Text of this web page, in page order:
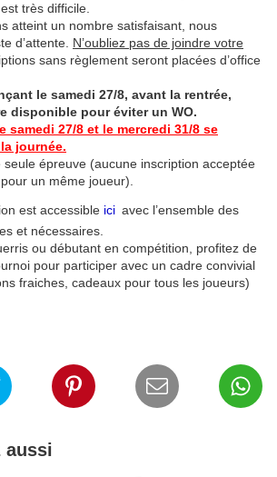
très difficile.
atteint un nombre satisfaisant, nous
d’attente. N’oubliez pas de joindre votre
sans règlement seront placées d’office
le samedi 27/8, avant la rentrée,
disponible pour éviter un WO.
samedi 27/8 et le mercredi 31/8 se
journée.
seule épreuve (aucune inscription acceptée
un même joueur).
est accessible ici avec l’ensemble des
et nécessaires.
ou débutant en compétition, profitez de
pour participer avec un cadre convivial
fraiches, cadeaux pour tous les joueurs)
aussi